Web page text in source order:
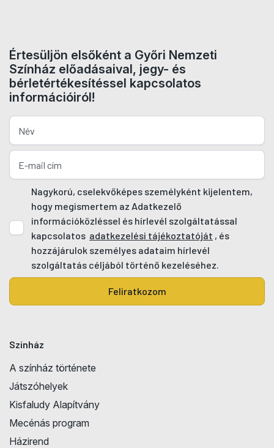
Értesüljön elsőként a Győri Nemzeti
Színház előadásaival, jegy- és
bérletértékesítéssel kapcsolatos
információiról!
Nagykorú, cselekvőképes személyként kijelentem,
hogy megismertem az Adatkezelő
információközléssel és hírlevél szolgáltatással
kapcsolatos adatkezelési tájékoztatóját , és
hozzájárulok személyes adataim hírlevél
szolgáltatás céljából történő kezeléséhez.
Feliratkozom
Színház
A színház története
Játszóhelyek
Kisfaludy Alapítvány
Mecénás program
Házirend